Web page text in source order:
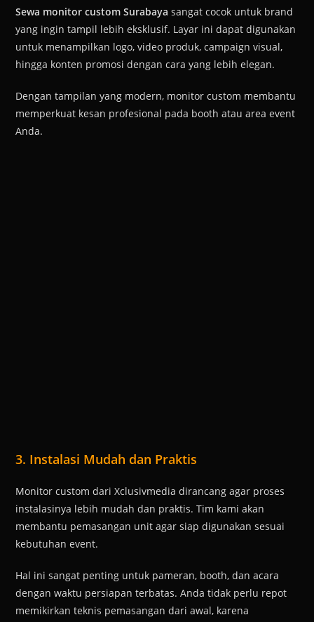
Sewa monitor custom Surabaya sangat cocok untuk brand
yang ingin tampil lebih eksklusif. Layar ini dapat digunakan
untuk menampilkan logo, video produk, campaign visual,
hingga konten promosi dengan cara yang lebih elegan.
Dengan tampilan yang modern, monitor custom membantu
memperkuat kesan profesional pada booth atau area event
Anda.
3. Instalasi Mudah dan Praktis
Monitor custom dari Xclusivmedia dirancang agar proses
instalasinya lebih mudah dan praktis. Tim kami akan
membantu pemasangan unit agar siap digunakan sesuai
kebutuhan event.
Hal ini sangat penting untuk pameran, booth, dan acara
dengan waktu persiapan terbatas. Anda tidak perlu repot
memikirkan teknis pemasangan dari awal, karena